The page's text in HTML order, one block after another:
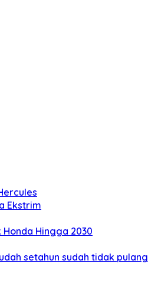
Ekstrim
Hingga 2030
setahun sudah tidak pulang